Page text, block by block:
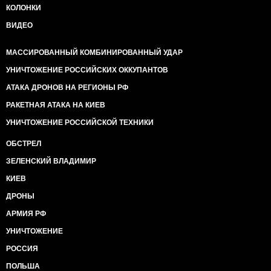
КОЛОНКИ
ВИДЕО
МАССИРОВАННЫЙ КОМБИНИРОВАННЫЙ УДАР
УНИЧТОЖЕНИЕ РОССИЙСКИХ ОККУПАНТОВ
АТАКА ДРОНОВ НА РЕГИОНЫ РФ
РАКЕТНАЯ АТАКА НА КИЕВ
УНИЧТОЖЕНИЕ РОССИЙСКОЙ ТЕХНИКИ
ОБСТРЕЛ
ЗЕЛЕНСКИЙ ВЛАДИМИР
КИЕВ
ДРОНЫ
АРМИЯ РФ
УНИЧТОЖЕНИЕ
РОССИЯ
ПОЛЬША